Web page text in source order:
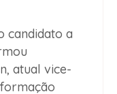
candidato a
atual vice-